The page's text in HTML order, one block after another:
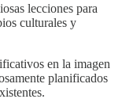
lecciones para
culturales y
en la imagen
planificados